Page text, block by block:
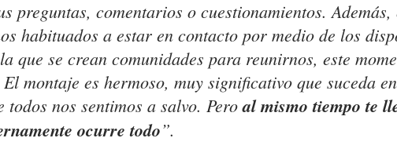
preguntas, comentarios o cuestionamientos.
habituados a estar en contacto por medio de los
que se crean comunidades para reunirnos, este
montaje es hermoso, muy significativo que suceda
todos nos sentimos a salvo. Peroal mismo tiempo te
ocurre todo”.